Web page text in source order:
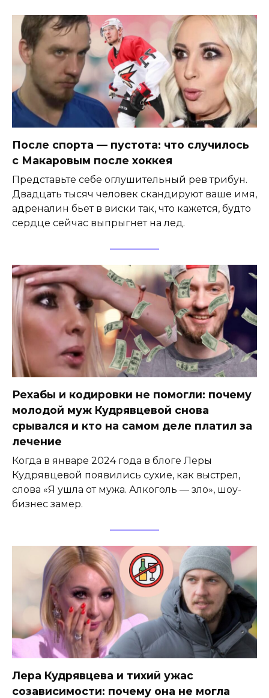
После спорта — пустота: что случилось
с Макаровым после хоккея
Представьте себе оглушительный рев трибун.
Двадцать тысяч человек скандируют ваше имя,
адреналин бьет в виски так, что кажется, будто
сердце сейчас выпрыгнет на лед.
Рехабы и кодировки не помогли: почему
молодой муж Кудрявцевой снова
срывался и кто на самом деле платил за
лечение
Когда в январе 2024 года в блоге Леры
Кудрявцевой появились сухие, как выстрел,
слова «Я ушла от мужа. Алкоголь — зло», шоу-
бизнес замер.
Лера Кудрявцева и тихий ужас
созависимости: почему она не могла